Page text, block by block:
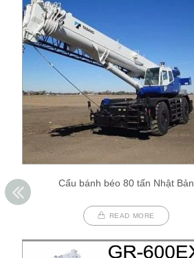
Cẩu bánh béo 80 tấn Nhật Bản
READ MORE